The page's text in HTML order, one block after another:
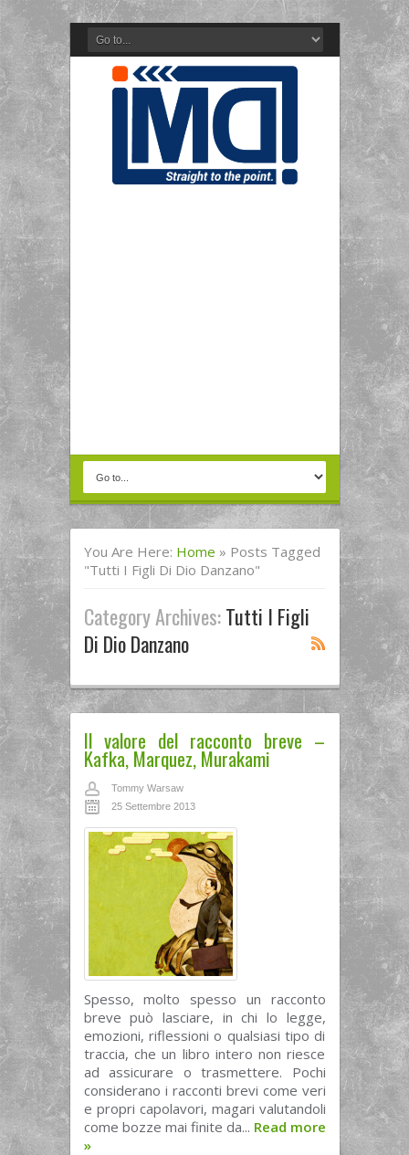
You Are Here: Home » Posts Tagged
"Tutti I Figli Di Dio Danzano"
Category Archives:Tutti I Figli
Di Dio Danzano
Il valore del racconto breve –
Kafka, Marquez, Murakami
Tommy Warsaw
25 Settembre 2013
Spesso, molto spesso un racconto
breve può lasciare, in chi lo legge,
emozioni, riflessioni o qualsiasi tipo di
traccia, che un libro intero non riesce
ad assicurare o trasmettere. Pochi
considerano i racconti brevi come veri
e propri capolavori, magari valutandoli
come bozze mai finite da... Read more
»